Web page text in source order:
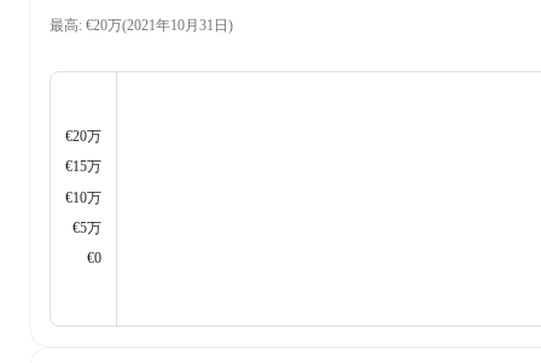
最高: €20万(2021年10月31日 )
€20万
€15万
€10万
€5万
€0